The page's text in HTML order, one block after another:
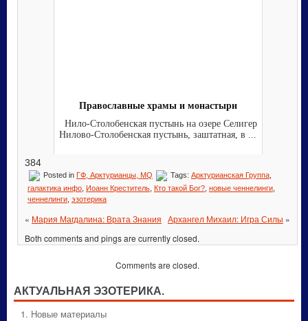
Православные храмы и монастыри
Нило-Столобенская пустынь на озере Селигер
Нилово-Столобенская пустынь, заштатная, в ...
384
Posted in ГФ, Арктурианцы, MQ Tags: Арктурианская Группа
галактика инфо Иоанн Креститель Кто такой Бог? новые ченнелинги
ченнелинги эзотерика
« Мария Магдалина: Врата Знания Архангел Михаил: Игра Силы »
Both comments and pings are currently closed.
Comments are closed.
АКТУАЛЬНАЯ ЭЗОТЕРИКА.
1. Hовые материалы